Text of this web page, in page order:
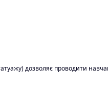
дозволяє проводити